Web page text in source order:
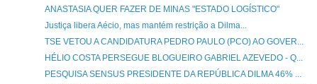
ANASTASIA QUER FAZER DE MINAS "ESTADO LOGÍSTICO"
Justiça libera Aécio, mas mantém restrição a Dilma...
TSE VETOU A CANDIDATURA PEDRO PAULO (PCO) AO GOVER...
HÉLIO COSTA PERSEGUE BLOGUEIRO GABRIEL AZEVEDO - Q...
PESQUISA SENSUS PRESIDENTE DA REPÚBLICA DILMA 46% ...